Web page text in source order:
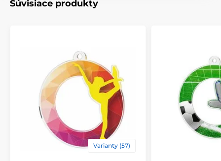
Súvisiace produkty
Varianty (57)